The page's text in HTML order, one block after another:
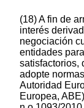
(18) A fin de
interés
negociación
entidades
satisfactorios,
adopte
Autoridad
Europea,